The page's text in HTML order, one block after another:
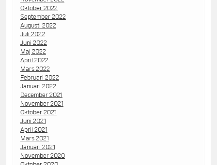
Oktober 2022
September 2022
Augusti 2022
Juli 2022
Juni 2022
Maj 2022
April 2022
Mars 2022
Februari 2022
Januari 2022
December 2021
November 2021
Oktober 2021
Juni 2021
April 2021
Mars 2021
Januari 2021
November 2020